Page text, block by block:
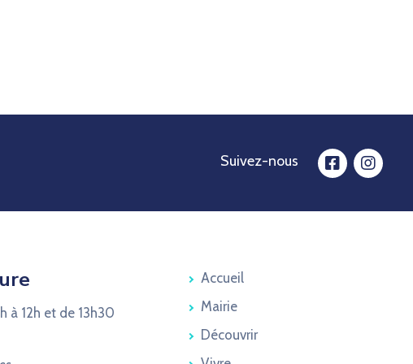
Suivez-nous facebook
à 12h et de 13h30
Accueil
Mairie
Découvrir